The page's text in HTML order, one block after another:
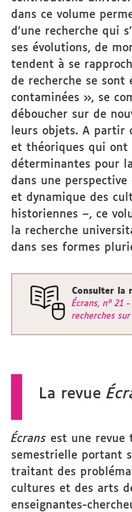
dans ce volume
d’une recherche qui
ses évolutions, de
tendent à se
de recherche se sont
contaminées », se
déboucher sur de
leurs objets. A partir
et théoriques qui ont
déterminantes pour
dans une
et dynamique des
historiennes –, ce
la recherche
dans ses formes
Consulter la
Écrans, n° 21
recherches
La revue
Écrans est une revue
semestrielle portant
traitant des
cultures et des arts
enseignantes-